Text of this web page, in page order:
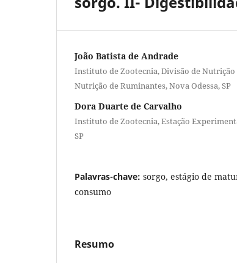
João Batista de Andrade
Instituto de Zootecnia, Divisão de Nutrição
Nutrição de Ruminantes, Nova Odessa, SP
Dora Duarte de Carvalho
Instituto de Zootecnia, Estação
SP
Palavras-chave: sorgo, estágio de
consumo
Resumo